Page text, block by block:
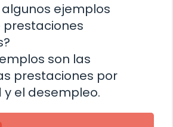
ejemplos
son las
prestaciones por
el desempleo.